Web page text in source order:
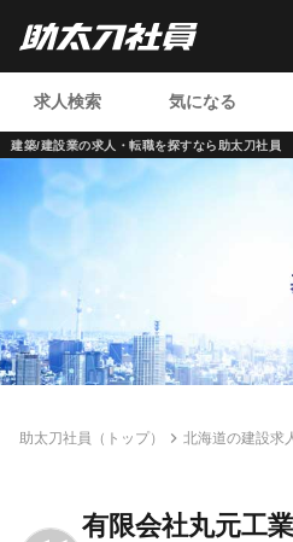
建築/建設業の求人・転職を探すなら助太刀社員
求人検索 気になる
助太刀社員（トップ）
北海道の建設求
有限会社丸元工業